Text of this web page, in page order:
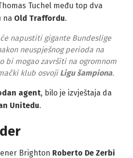
Tuchel među top dva
na Old Traffordu.
napustiti gigante Bundeslige
neuspješnog perioda na
bi mogao završiti na ogromnom
klub osvoji Ligu šampiona.
agent, bilo je izvještaja da
Unitedu.
Brighton Roberto De Zerbi